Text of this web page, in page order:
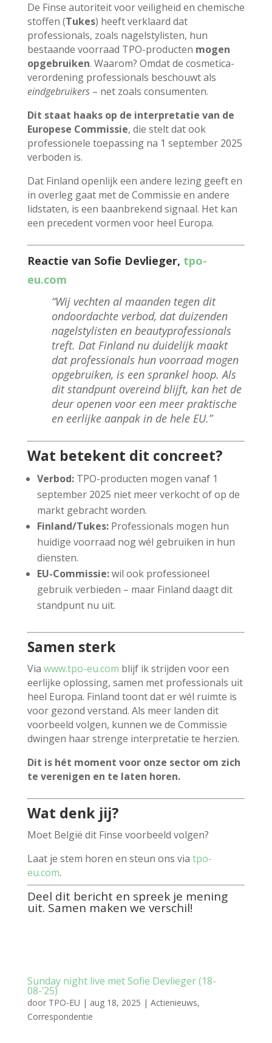
De Finse autoriteit voor veiligheid en chemische
stoffen (Tukes) heeft verklaard dat
professionals, zoals nagelstylisten, hun
bestaande voorraad TPO-producten mogen
opgebruiken. Waarom? Omdat de cosmetica­
verordening professionals beschouwt als
eindgebruikers– net zoals consumenten.
Dit staat haaks op de interpretatie van de
Europese Commissie, die stelt dat ook
professionele toepassing na 1 september 2025
verboden is.
Dat Finland openlijk een andere lezing geeft en
in overleg gaat met de Commissie en andere
lidstaten, is een baanbrekend signaal. Het kan
een precedent vormen voor heel Europa.
Reactie van Sofie Devlieger, tpo-
eu.com
“Wij vechten al maanden tegen dit
ondoordachte verbod, dat duizenden
nagelstylisten en beautyprofessionals
treft. Dat Finland nu duidelijk maakt
dat professionals hun voorraad mogen
opgebruiken, is een sprankel hoop. Als
dit standpunt overeind blijft, kan het de
deur openen voor een meer praktische
en eerlijke aanpak in de hele EU.”
Wat betekent dit concreet?
Verbod:TPO-producten mogen vanaf 1
september 2025 niet meer verkocht of op de
markt gebracht worden.
Finland/Tukes:Professionals mogen hun
huidige voorraad nog wél gebruiken in hun
diensten.
EU-Commissie:wil ook professioneel
gebruik verbieden – maar Finland daagt dit
standpunt nu uit.
Samen sterk
Via www.tpo-eu.com blijf ik strijden voor een
eerlijke oplossing, samen met professionals uit
heel Europa. Finland toont dat er wél ruimte is
voor gezond verstand. Als meer landen dit
voorbeeld volgen, kunnen we de Commissie
dwingen haar strenge interpretatie te herzien.
Dit is hét moment voor onze sector om zich
te verenigen en te laten horen.
Wat denk jij?
Moet België dit Finse voorbeeld volgen?
Laat je stem horen en steun ons via tpo-
eu.com.
Deel dit bericht en spreek je mening
uit. Samen maken we verschil!
Sunday night live met Sofie Devlieger (18-
08-’25)
door TPO-EU | aug 18, 2025 | Actienieuws,
Correspondentie